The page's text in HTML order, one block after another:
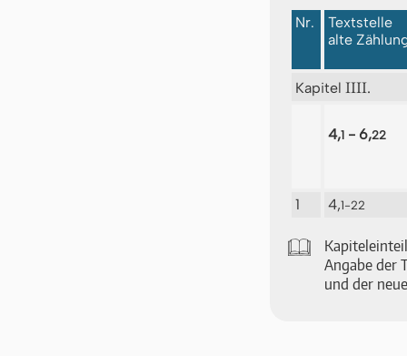
Nr.
Textstelle
alte
Kapitel IIII.
4,1- 6,22
1 4,1-22
🕮
An­ga­be der
und der